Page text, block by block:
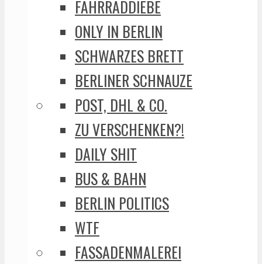
FAHRRADDIEBE
ONLY IN BERLIN
SCHWARZES BRETT
BERLINER SCHNAUZE
POST, DHL & CO.
ZU VERSCHENKEN?!
DAILY SHIT
BUS & BAHN
BERLIN POLITICS
WTF
FASSADENMALEREI